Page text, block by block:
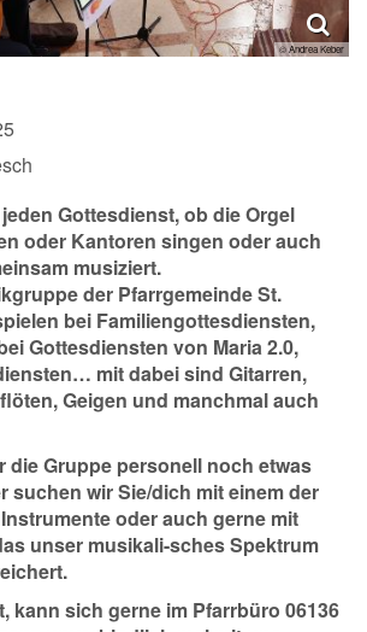
© Andrea Keber
Gottesdienst, ob die Orgel
oder Kantoren singen oder auch
musiziert.
der Pfarrgemeinde St.
bei Familiengottesdiensten,
Gottesdiensten von Maria 2.0,
mit dabei sind Gitarren,
Geigen und manchmal auch
die Gruppe personell noch etwas
suchen wir Sie/dich mit einem der
oder auch gerne mit
unser musikali-sches Spektrum
kann sich gerne im Pfarrbüro 06136